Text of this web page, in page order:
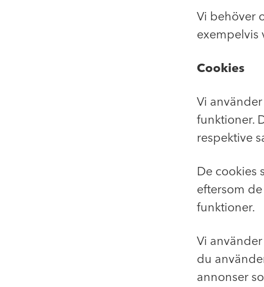
Vi behöver
exempelvis
Cookies
Vi
funktioner.
respektive
De cookies
eftersom
funktioner.
Vi
du
annonser